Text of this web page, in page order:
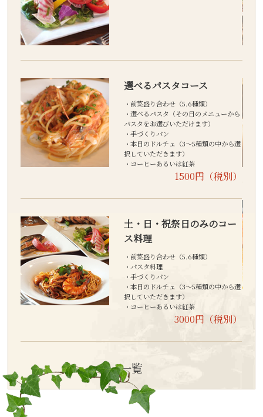
）
）
選べるパスタコース
・前菜盛り合わせ（5.6種類）
・選べるパスタ（その日のメニューから
パスタをお選びいただけます）
・手づくりパン
・本日のドルチェ（3～5種類の中から選
択していただきます）
・コーヒーあるいは紅茶
1500円（税別）
土・日・祝祭日のみのコー
ス料理
・前菜盛り合わせ（5.6種類）
・パスタ料理
・手づくりパン
・本日のドルチェ（3～5種類の中から選
択していただきます）
・コーヒーあるいは紅茶
3000円（税別）
一覧